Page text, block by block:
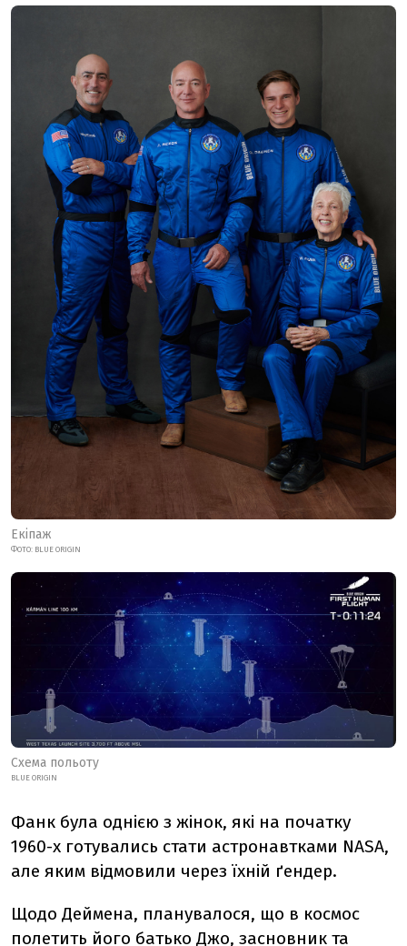
Екіпаж
ФОТО: BLUE ORIGIN
Схема польоту
BLUE ORIGIN
Фанк була однією з жінок, які на початку
1960-х готувались стати астронавтками NASA,
але яким відмовили через їхній ґендер.
Щодо Деймена, планувалося, що в космос
полетить його батько Джо, засновник та